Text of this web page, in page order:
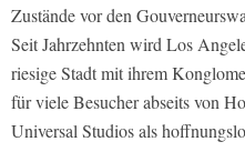
Zustände vor den
Seit Jahrzehnten wird Los
riesige Stadt mit ihrem
für viele Besucher abseits von
Universal Studios als